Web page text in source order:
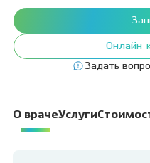
Онлайн-
Задать
О врачеУслуги